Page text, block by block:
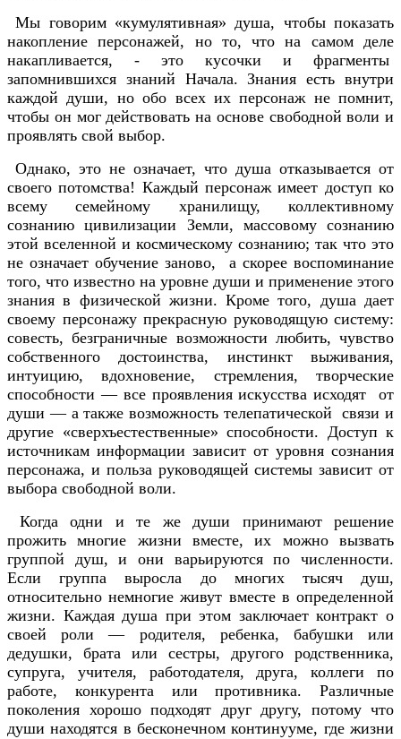
Мы говорим «кумулятивная» душа, чтобы показать
накопление персонажей, но то, что на самом деле
накапливается, - это кусочки и фрагменты
запомнившихся знаний Начала. Знания есть внутри
каждой души, но обо всех их персонаж не помнит,
чтобы он мог действовать на основе свободной воли и
проявлять свой выбор.
Однако, это не означает, что душа отказывается от
своего потомства! Каждый персонаж имеет доступ ко
всему семейному хранилищу, коллективному
сознанию цивилизации Земли, массовому сознанию
этой вселенной и космическому сознанию; так что это
не означает обучение заново, а скорее воспоминание
того, что известно на уровне души и применение этого
знания в физической жизни. Кроме того, душа дает
своему персонажу прекрасную руководящую систему:
совесть, безграничные возможности любить, чувство
собственного достоинства, инстинкт выживания,
интуицию, вдохновение, стремления, творческие
способности — все проявления искусства исходят от
души — а также возможность телепатической связи и
другие «сверхъестественные» способности. Доступ к
источникам информации зависит от уровня сознания
персонажа, и польза руководящей системы зависит от
выбора свободной воли.
Когда одни и те же души принимают решение
прожить многие жизни вместе, их можно вызвать
группой душ, и они варьируются по численности.
Если группа выросла до многих тысяч душ,
относительно немногие живут вместе в определенной
жизни. Каждая душа при этом заключает контракт о
своей роли — родителя, ребенка, бабушки или
дедушки, брата или сестры, другого родственника,
супруга, учителя, работодателя, друга, коллеги по
работе, конкурента или противника. Различные
поколения хорошо подходят друг другу, потому что
души находятся в бесконечном континууме, где жизни